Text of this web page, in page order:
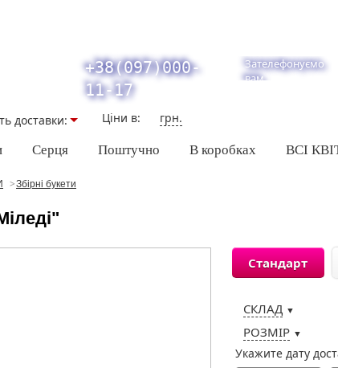
+38(097)000-
11-17
Зателефонуємо
вам
доставки: Ціни в: грн.
Серця Поштучно В коробках ВСІ
Збірні букети
Стандарт
СКЛАД ▼
РОЗМІР ▼
Укажите дату